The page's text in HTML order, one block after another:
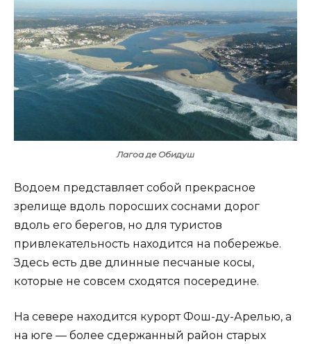
Лагоа де Обидуш
Водоем представляет собой прекрасное
зрелище вдоль поросших соснами дорог
вдоль его берегов, но для туристов
привлекательность находится на побережье.
Здесь есть две длинные песчаные косы,
которые не совсем сходятся посередине.
На севере находится курорт Фош-ду-Арелью, а
на юге — более сдержанный район старых